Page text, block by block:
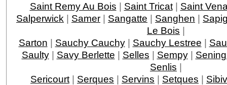
Saint Remy Au Bois | Saint Tricat| Saint
Salperwick | Samer | Sangatte | Sanghen |
Le Bois |
Sarton | Sauchy Cauchy| Sauchy Lestree |
Saulty| Savy Berlette | Selles | Sempy|
Senlis |
Sericourt | Serques | Servins | Setques |